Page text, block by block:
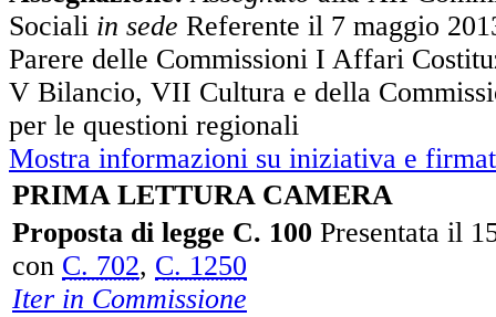
Sociali in sede Referente il 7 maggio
Parere delle Commissioni I Affari
V Bilancio, VII Cultura e della
per le questioni regionali
Mostra informazioni su iniziativa e
PRIMA LETTURA CAMERA
Proposta di legge C. 100 Presentata il
con C. 702, C. 1250
Iter in Commissione